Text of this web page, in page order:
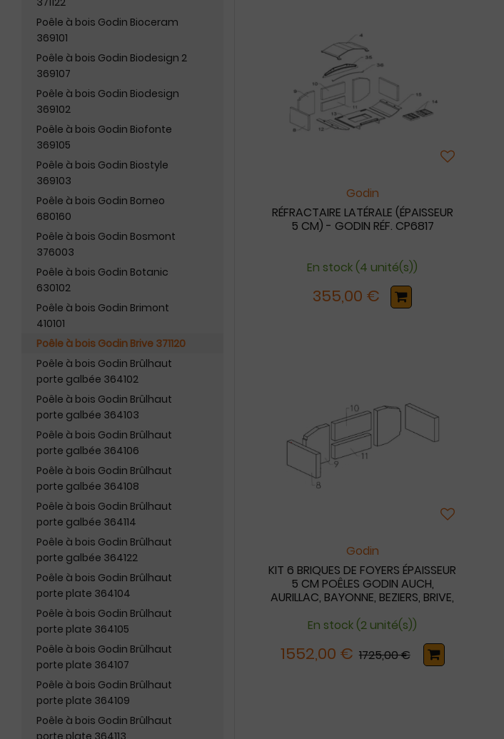
Poêle à bois Godin Bioceram
369101
Poêle à bois Godin Biodesign 2
369107
Poêle à bois Godin Biodesign
369102
Poêle à bois Godin Biofonte
369105
Poêle à bois Godin Biostyle
369103
Poêle à bois Godin Borneo
680160
Poêle à bois Godin Bosmont
376003
Poêle à bois Godin Botanic
630102
Poêle à bois Godin Brimont
410101
Poêle à bois Godin Brive 371120
Poêle à bois Godin Brûlhaut
porte galbée 364102
Poêle à bois Godin Brûlhaut
porte galbée 364103
Poêle à bois Godin Brûlhaut
porte galbée 364106
Poêle à bois Godin Brûlhaut
porte galbée 364108
Poêle à bois Godin Brûlhaut
porte galbée 364114
Poêle à bois Godin Brûlhaut
porte galbée 364122
Poêle à bois Godin Brûlhaut
porte plate 364104
Poêle à bois Godin Brûlhaut
porte plate 364105
Poêle à bois Godin Brûlhaut
porte plate 364107
Poêle à bois Godin Brûlhaut
porte plate 364109
Poêle à bois Godin Brûlhaut
porte plate 364113
Godin
RÉFRACTAIRE LATÉRALE (ÉPAISSEUR
5 CM) - GODIN RÉF. CP6817
En stock (4 unité(s))
355,00 €
Godin
KIT 6 BRIQUES DE FOYERS ÉPAISSEUR
5 CM POÊLES GODIN AUCH,
AURILLAC, BAYONNE, BEZIERS, BRIVE,
En stock (2 unité(s))
1552,00 € 1725,00 €